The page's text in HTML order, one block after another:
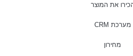
את המוצר
מערכת CRM
מחירון